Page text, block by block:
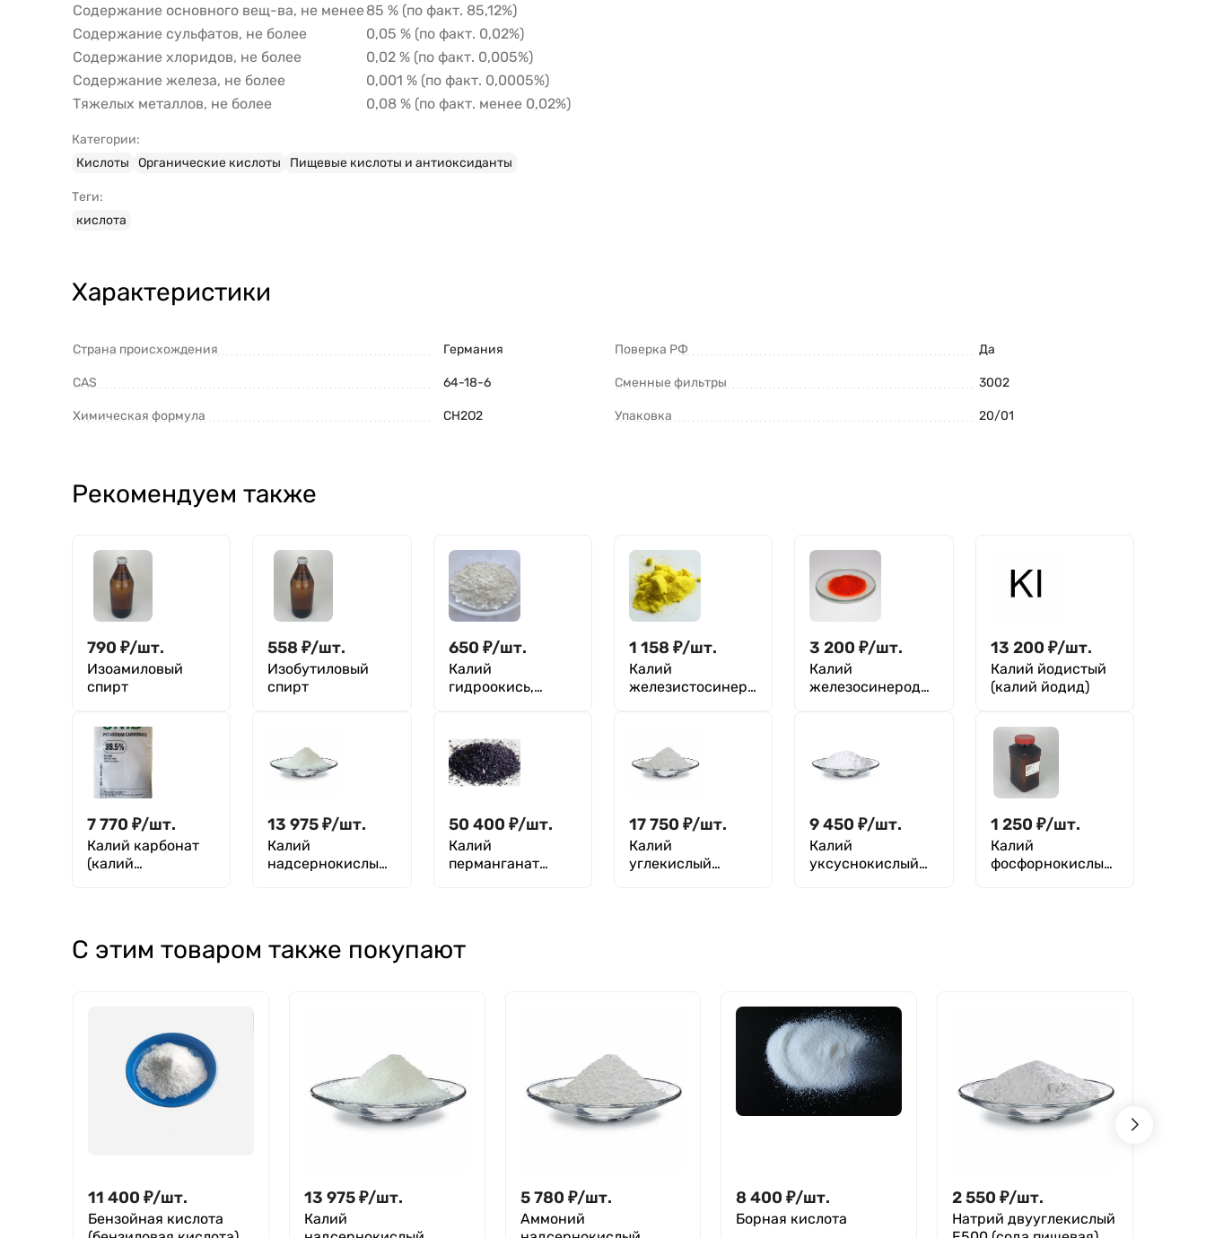
Содержание основного вещ-ва, не менее85 % (по факт. 85,12%)
Содержание сульфатов, не более
0,05 % (по факт. 0,02%)
Содержание хлоридов, не более
0,02 % (по факт. 0,005%)
Содержание железа, не более
0,001 % (по факт. 0,0005%)
Тяжелых металлов, не более
0,08 % (по факт. менее 0,02%)
Категории:
Кислоты
Органические кислоты Пищевые кислоты и антиоксиданты
Теги:
кислота
Характеристики
Страна происхождения Германия
CAS 64-18-6
Химическая формула CH2O2
Поверка РФ Да
Сменные фильтры 3002
Упаковка 20/01
Рекомендуем также
790 ₽/шт.
Изоамиловый
спирт
558 ₽/шт.
Изобутиловый
спирт
650 ₽/шт.
Калий
гидроокись,
1 158 ₽/шт.
Калий
железистосинеро
3 200 ₽/шт.
Калий
железосинеродис
13 200 ₽/шт.
Калий йодистый
(калий йодид)
7 770 ₽/шт.
Калий карбонат
(калий
13 975₽/шт.
Калий
надсернокислый
50 400 ₽/шт.
Калий
перманганат
17 750 ₽/шт.
Калий
углекислый
9 450 ₽/шт.
Калий
уксуснокислый
1 250 ₽/шт.
Калий
фосфорнокислый
С этим товаром также покупают
11 400 ₽/шт.
Бензойная кислота
13 975₽/шт.
Калий
5 780 ₽/шт.
Аммоний
8 400 ₽/шт.
Борная кислота
2 550 ₽/шт.
Натрий двууглекислый